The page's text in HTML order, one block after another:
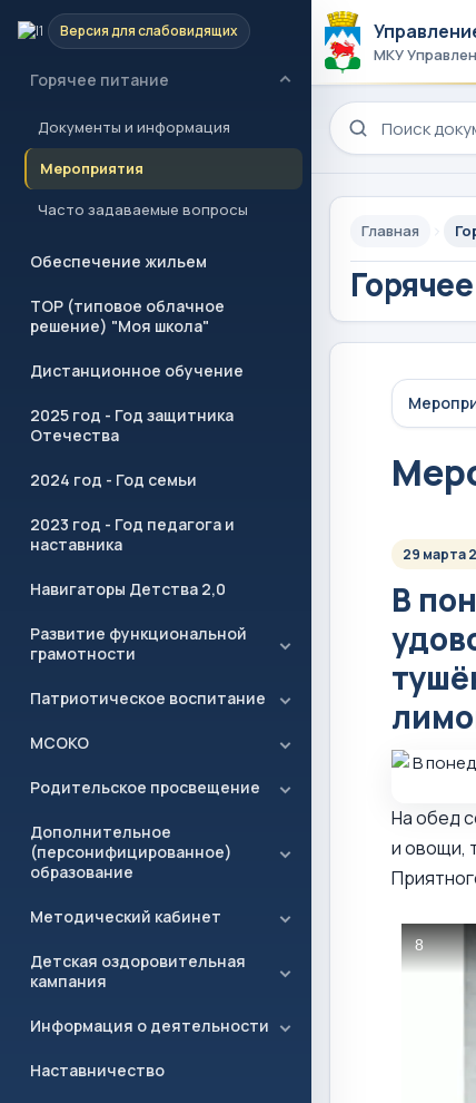
Версия для слабовидящих
Учреждения образования
Горячее питание
Документы и информация
Мероприятия
Часто задаваемые вопросы
Обеспечение жильем
ТОР (типовое облачное
решение) "Моя школа"
Дистанционное обучение
2025 год - Год защитника
Отечества
2024 год - Год семьи
2023 год - Год педагога и
наставника
Навигаторы Детства 2,0
Развитие функциональной
грамотности
Патриотическое воспитание
МСОКО
Родительское просвещение
Дополнительное
(персонифицированное)
образование
Методический кабинет
Детская оздоровительная
кампания
Информация о деятельности
Наставничество
МКУ
Поиск по сайту
Главная
29 марта
В
На обед
и овощи,